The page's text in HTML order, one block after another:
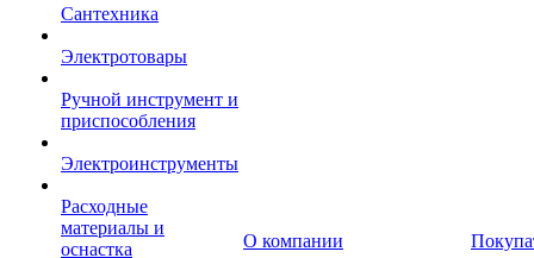
Сантехника
Электротовары
Ручной инструмент и
приспособления
Электроинструменты
Расходные
материалы и
оснастка
О компании